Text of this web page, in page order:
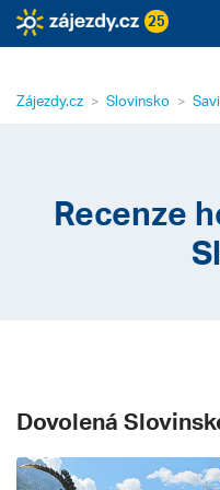
25
Zájezdy.cz Slovinsko
Recenze
Dovolená